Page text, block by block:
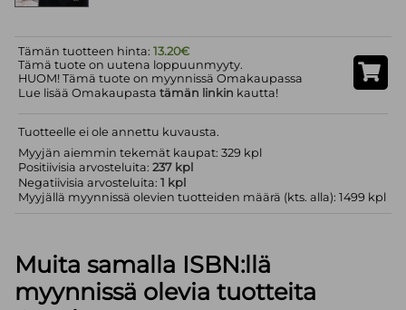
Tämän tuotteen hinta:13.20€
Tämä tuote on uutena loppuunmyyty.
HUOM! Tämä tuote on myynnissä Omakaupassa
Lue lisää Omakaupastatämän linkin kautta!
Tuotteelle ei ole annettu kuvausta.
Myyjän aiemmin tekemät kaupat: 329 kpl
Positiivisia arvosteluita:237 kpl
Negatiivisia arvosteluita:1 kpl
Myyjällä myynnissä olevien tuotteiden määrä (kts. alla): 1499 kpl
Muita samalla ISBN:llä
myynnissä olevia tuotteita